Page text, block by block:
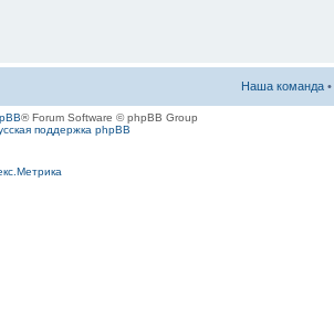
Наша команда •
® Forum Software © phpBB Group
поддержка phpBB